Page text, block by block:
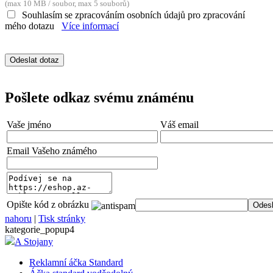
(max 10 MB / soubor, max 5 souborů)
Souhlasím se zpracováním osobních údajů pro zpracování
mého dotazu
Více informací
Pošlete odkaz svému známénu
Vaše jméno Váš email
Email Vašeho známého
Opište kód z obrázku
nahoru | Tisk stránky
kategorie_popup4
A Stojany
Reklamní áčka Standard
shop5_pocitadlo
.eshop.az-
nastav_lang
VISITOR_PRIVACY_METADATA
YouTube
.youtube.com
_dc_gtm_UA-3819248-14